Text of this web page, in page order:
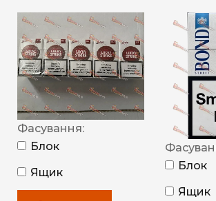
Фасування:
Блок
Ящик
Блок
Ящик